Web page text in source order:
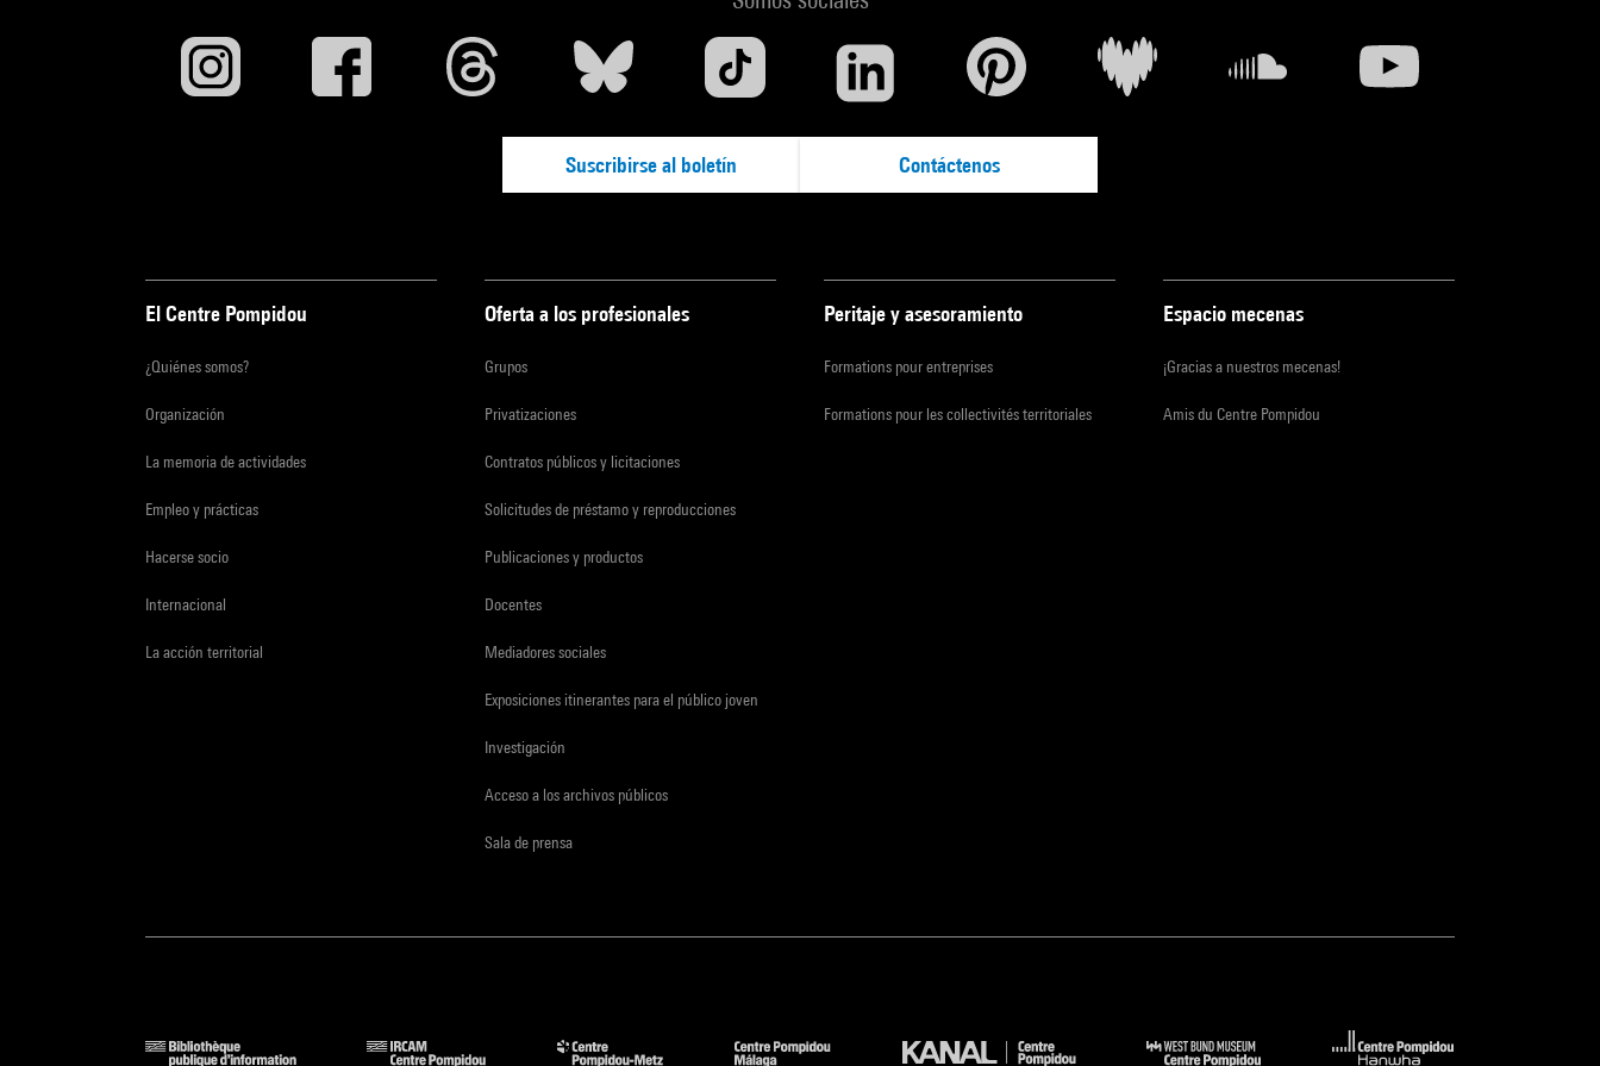
Suscribirse al boletín Contáctenos
El Centre Pompidou
¿Quiénes somos?
Organización
La memoria de actividades
Empleo y prácticas
Hacerse socio
Internacional
La acción territorial
Oferta a los profesionales
Grupos
Privatizaciones
Contratos públicos y licitaciones
Solicitudes de préstamo y reproducciones
Publicaciones y productos
Docentes
Mediadores sociales
Exposiciones itinerantes para el público joven
Investigación
Acceso a los archivos públicos
Sala de prensa
Peritaje y asesoramiento
Formations pour entreprises
Formations pour les collectivités territoriales
Espacio mecenas
¡Gracias a nuestros mecenas!
Amis du Centre Pompidou